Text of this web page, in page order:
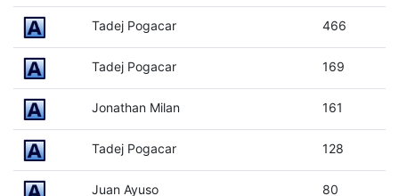
Tadej Pogacar 466
Tadej Pogacar 169
Jonathan Milan 161
Tadej Pogacar 128
Juan Ayuso 80